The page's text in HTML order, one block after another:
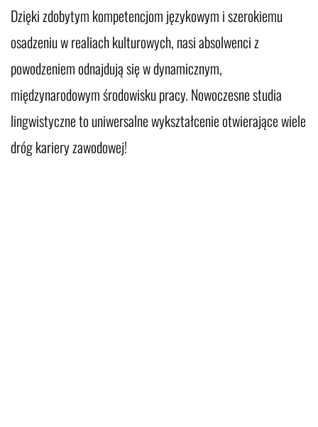
Dzięki zdobytym kompetencjom językowym i szerokiemu
osadzeniu w realiach kulturowych, nasi absolwenci z
powodzeniem odnajdują się w dynamicznym,
międzynarodowym środowisku pracy. Nowoczesne studia
lingwistyczne to uniwersalne wykształcenie otwierające wiele
dróg kariery zawodowej!